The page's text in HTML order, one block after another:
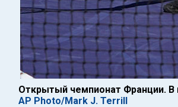
Открытый чемпионат Франции. В
AP Photo/Mark J. Terrill